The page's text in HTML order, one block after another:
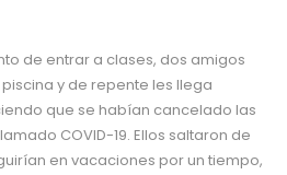
de entrar a clases, dos amigos
y de repente les llega
que se habían cancelado las
COVID-19. Ellos saltaron de
en vacaciones por un tiempo,